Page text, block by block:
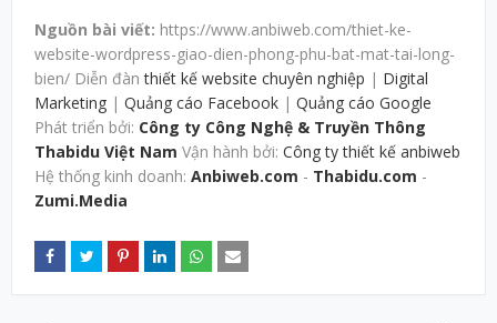
Nguồn bài viết: https://www.anbiweb.com/thiet-ke-
website-wordpress-giao-dien-phong-phu-bat-mat-tai-long-
bien/ Diễn đànthiết kế website chuyên nghiệp | Digital
Marketing | Quảng cáo Facebook | Quảng cáo Google
Phát triển bởi: Công ty Công Nghệ & Truyền Thông
Thabidu Việt Nam Vận hành bởi: Công ty thiết kế anbiweb
Hệ thống kinh doanh: Anbiweb.com - Thabidu.com -
Zumi.Media